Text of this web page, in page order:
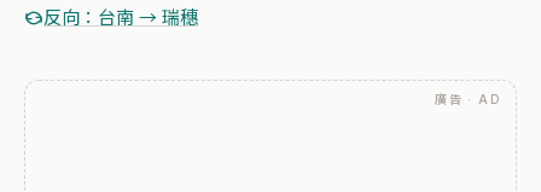
反向：台南 → 瑞穗
廣告 · AD